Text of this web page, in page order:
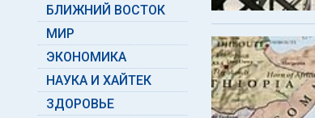
БЛИЖНИЙ ВОСТОК
МИР
ЭКОНОМИКА
НАУКА И ХАЙТЕК
ЗДОРОВЬЕ